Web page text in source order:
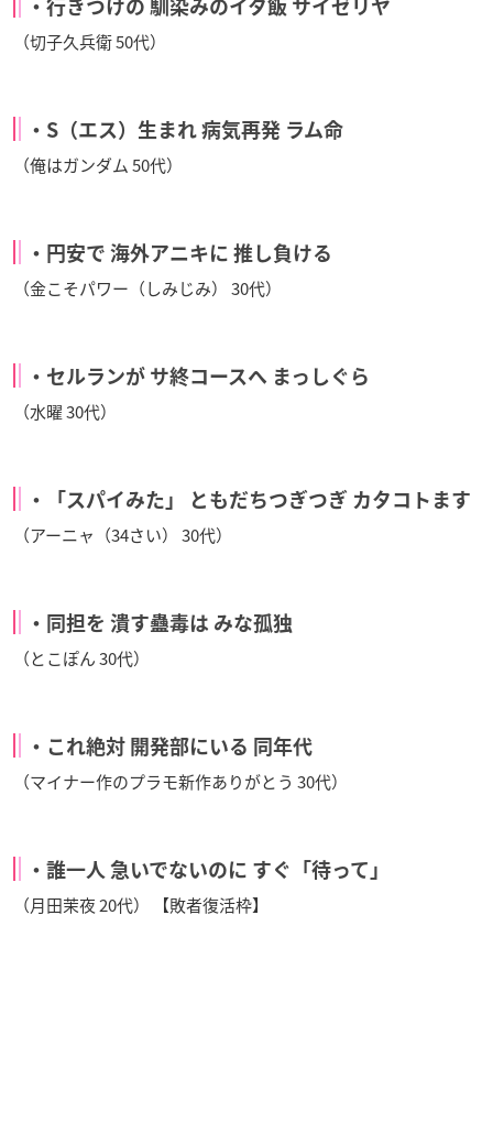
・行きつけの 馴染みのイタ飯 サイゼリヤ
（切子久兵衛 50代）
・S（エス）生まれ 病気再発 ラム命
（俺はガンダム 50代）
・円安で 海外アニキに 推し負ける
（金こそパワー（しみじみ） 30代）
・セルランが サ終コースへ まっしぐら
（水曜 30代）
・「スパイみた」 ともだちつぎつぎ カタコトます
（アーニャ（34さい） 30代）
・同担を 潰す蠱毒は みな孤独
（とこぽん 30代）
・これ絶対 開発部にいる 同年代
（マイナー作のプラモ新作ありがとう 30代）
・誰一人 急いでないのに すぐ「待って」
（月田茉夜 20代） 【敗者復活枠】